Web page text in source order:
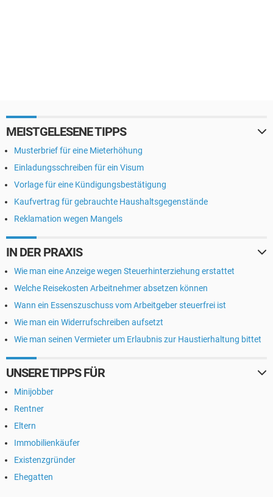
MEISTGELESENE TIPPS
Musterbrief für eine Mieterhöhung
Einladungsschreiben für ein Visum
Vorlage für eine Kündigungsbestätigung
Kaufvertrag für gebrauchte Haushaltsgegenstände
Reklamation wegen Mangels
IN DER PRAXIS
Wie man eine Anzeige wegen Steuerhinterziehung erstattet
Welche Reisekosten Arbeitnehmer absetzen können
Wann ein Essenszuschuss vom Arbeitgeber steuerfrei ist
Wie man ein Widerrufschreiben aufsetzt
Wie man seinen Vermieter um Erlaubnis zur Haustierhaltung bittet
UNSERE TIPPS FÜR
Minijobber
Rentner
Eltern
Immobilienkäufer
Existenzgründer
Ehegatten